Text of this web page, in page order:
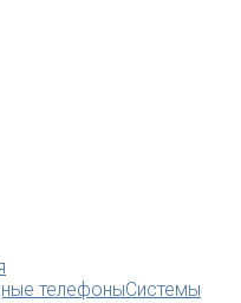
телефоныСистемы